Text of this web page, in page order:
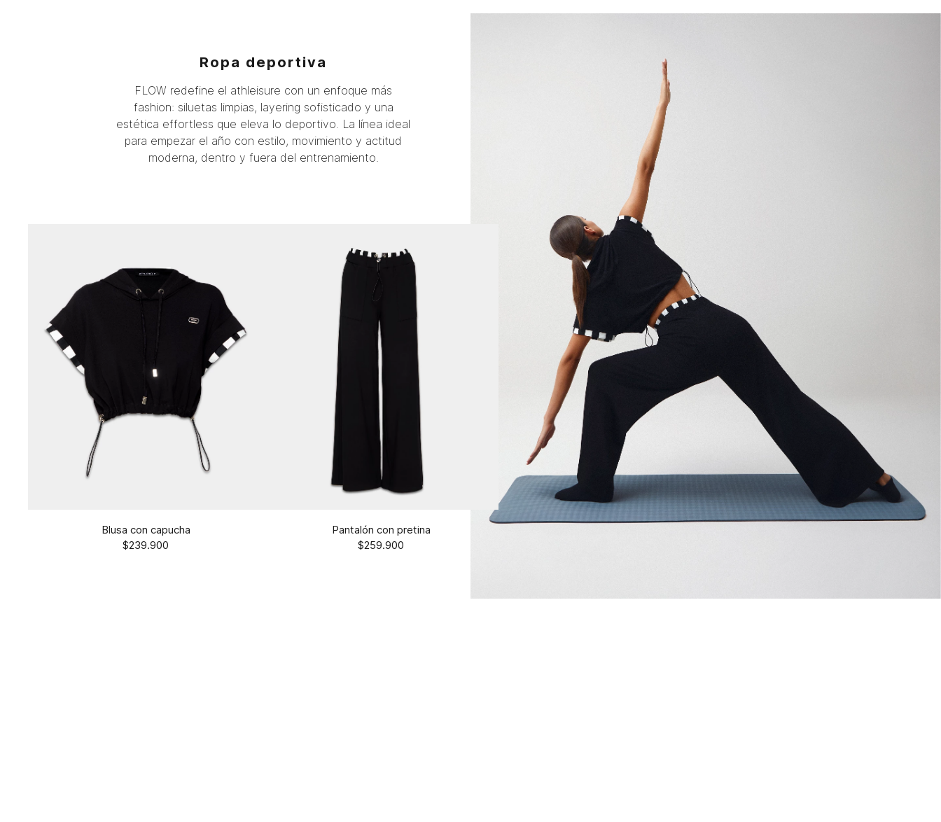
Ropa deportiva
FLOW redefine el athleisure con un enfoque más
fashion: siluetas limpias, layering sofisticado y una
estética effortless que eleva lo deportivo. La línea ideal
para empezar el año con estilo, movimiento y actitud
moderna, dentro y fuera del entrenamiento.
Blusa con capucha
$239.900
Pantalón con pretina
$259.900